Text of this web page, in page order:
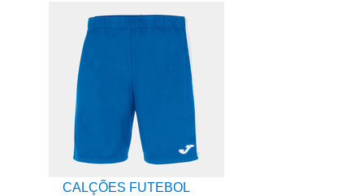
CALÇÕES FUTEBOL